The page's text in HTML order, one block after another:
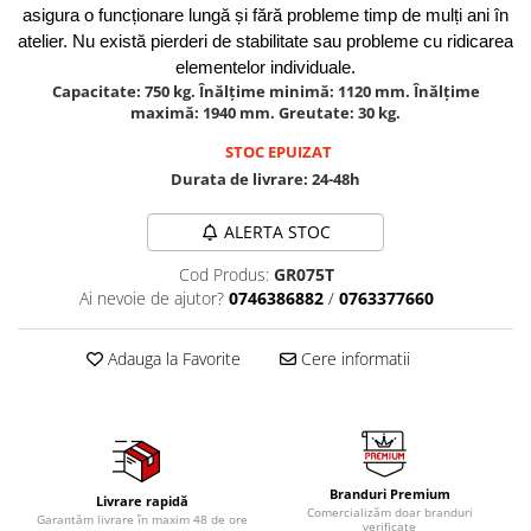
Tig-Wig
Pompe si Cilindri Hidraulici
Prese pentru arcuri
Chei buson baie ulei
Chei filtru ulei
Scule Ajutatoare
Capsatoare tapiterie
Chei de Forta
asigura o funcționare lungă și fără probleme timp de mulți ani în
atelier. Nu există pierderi de stabilitate sau probleme cu ridicarea
elementelor individuale.
Capacitate: 750 kg. Înălțime minimă: 1120 mm. Înălțime
maximă: 1940 mm. Greutate: 30 kg.
STOC EPUIZAT
Durata de livrare: 24-48h
ALERTA STOC
Cod Produs: GR075T
Ai nevoie de ajutor? 0746386882 / 0763377660
Adauga la Favorite Cere informatii
Livrare rapidă
Garantăm livrare în maxim 48 de ore
Branduri Premium
Comercializăm doar branduri
verificate